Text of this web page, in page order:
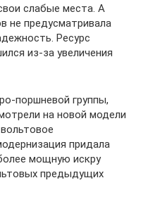
слабые места. А
не предусматривала
Ресурс
из-за увеличения
поршневой группы,
на новой модели
придала
мощную искру
предыдущих